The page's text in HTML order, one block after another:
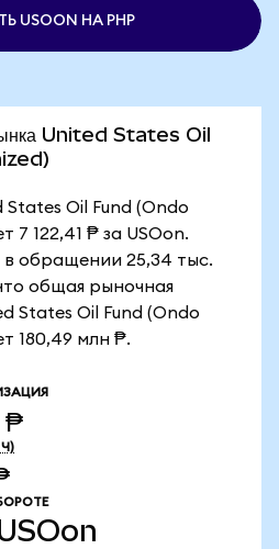
USOON НА PHP
United States Oil
Oil Fund (Ondo
7 122,41 ₱ за USOon.
в обращении 25,34 тыс.
общая рыночная
States Oil Fund (Ondo
180,49 млн ₱.
₱